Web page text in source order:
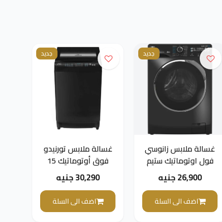
جديد
غسالة ملابس زانوسي
فول اوتوماتيك ستيم
ماكس ديجيتال تحميل
أمامي، 8 كجم، أسود -
ZWF8221BL7
26,900 جنيه
اضف الى السلة
جديد
غسالة ملابس تورنيدو
فوق أوتوماتيك 15
كجم ، DDM انفرتر ،
طلمبة ، سيلفر غامق
TWT-TLD15RDS
30,290 جنيه
اضف الى السلة